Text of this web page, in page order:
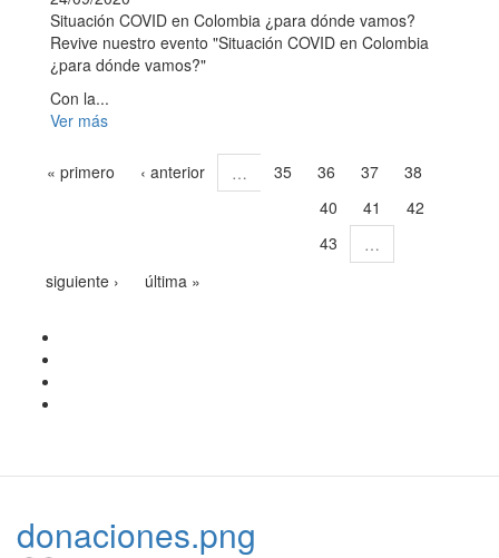
Situación COVID en Colombia ¿para dónde vamos?
Revive nuestro evento "Situación COVID en Colombia
¿para dónde vamos?"
Con la...
Ver más
« primero ‹ anterior … 35 36 37
38
40 41
42
43
…
siguiente ›
última »
donaciones.png